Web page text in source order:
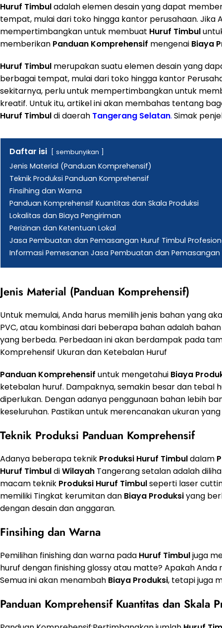
Huruf Timbuladalah elemen desain yang dapat
tempat, mulai dari toko hingga kantor perusahaan. Jika
mempertimbangkan untuk membuat Huruf Timbul
memberikan Panduan Komprehensif mengenai Biaya
Huruf Timbul merupakan suatu elemen desain yang
berbagai tempat, mulai dari toko hingga kantor
sekitarnya, perlu untuk mempertimbangkan untuk
kreatif. Untuk itu, artikel ini akan membahas tentang
Huruf Timbuldi daerah Tangerang Selatan. Simak
Daftar isi sembunyikan
Jenis Material (Panduan Komprehensif)
Teknik Produksi Panduan Komprehensif
Finsihing dan Warna
Panduan Komprehensif Kuantitas dan Skala Produksi
Lokalitas dan Biaya Pengiriman
Perizinan dan Ketentuan Lokal
Jasa Pembuatan dan Pemasangan Huruf Timbul
Informasi Pemesanan Jasa Pembuatan dan
Jenis Material (Panduan Komprehensif)
Untuk memulai, Anda harus memilih jenis bahan yang
PVC, atau kombinasi dari beberapa bahan adalah
yang berbeda. Perbedaan ini akan berdampak pada
Komprehensif Ukuran dan Ketebalan Huruf
Panduan Komprehensif untuk mengetahui Biaya
ketebalan huruf. Dampaknya, semakin besar dan tebal
diperlukan. Dengan adanya penggunaan bahan lebih
keseluruhan. Pastikan untuk merencanakan ukuran
Teknik Produksi Panduan Komprehensif
Adanya beberapa teknik Produksi Huruf Timbuldalam
Huruf TimbuldiWilayah Tangerang setalan adalah
macam teknik Produksi Huruf Timbulseperti laser
memiliki Tingkat kerumitan dan Biaya Produksiyang
dengan desain dan anggaran.
Finsihing dan Warna
Pemilihan finishing dan warna pada Huruf Timbuljuga
huruf dengan finishing glossy atau matte? Apakah
Semua ini akan menambah Biaya Produksi, tetapi juga
Panduan Komprehensif Kuantitas dan Skala